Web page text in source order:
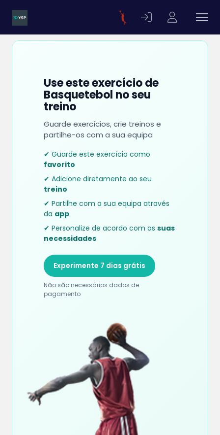
Use este exercício de
Basquetebol no seu
treino
Guarde exercícios, crie treinos e
partilhe-os com a sua equipa
✔ Guarde este exercício como
favorito
✔ Adicione diretamente ao seu
treino
✔ Partilhe com a sua equipa através
da app
✔ Personalize de acordo com as suas
necessidades
Experimente 7 dias grátis
Não são necessários dados de
pagamento